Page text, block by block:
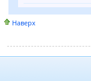
Наверх